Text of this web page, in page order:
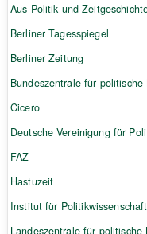
Aus Politik und
Berliner Tagesspiegel
Berliner Zeitung
Bundeszentrale für politische
Cicero
Deutsche Vereinigung für
FAZ
Hastuzeit
Institut für
Landeszentrale für politische